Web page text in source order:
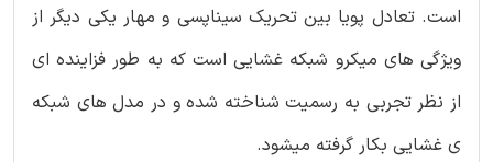
است. تعادل پویا بین تحریک سیناپسی و مهار یکی دیگر از
ویژگی های میکرو شبکه غشایی است که به طور فزاینده ای
از نظر تجربی به رسمیت شناخته شده و در مدل های شبکه
ی غشایی بکار گرفته میشود.